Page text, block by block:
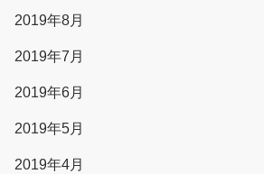
2019年8月
2019年7月
2019年6月
2019年5月
2019年4月